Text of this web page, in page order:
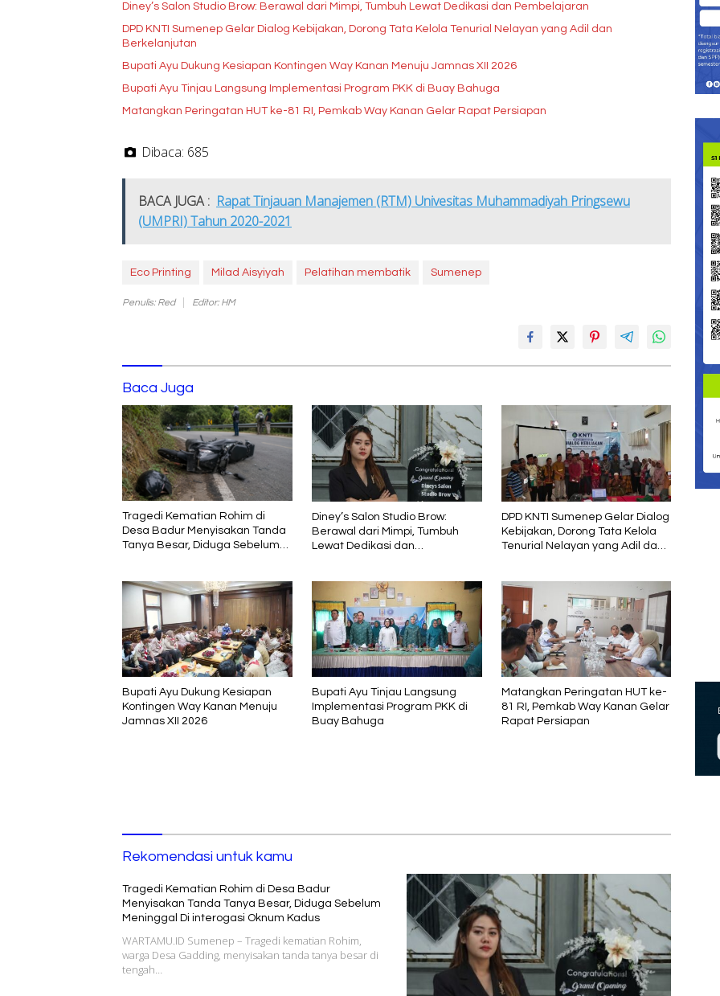
Diney’s Salon Studio Brow: Berawal dari Mimpi, Tumbuh Lewat Dedikasi dan Pembelajaran
DPD KNTI Sumenep Gelar Dialog Kebijakan, Dorong Tata Kelola Tenurial Nelayan yang Adil dan
Berkelanjutan
Bupati Ayu Dukung Kesiapan Kontingen Way Kanan Menuju Jamnas XII 2026
Bupati Ayu Tinjau Langsung Implementasi Program PKK di Buay Bahuga
Matangkan Peringatan HUT ke-81 RI, Pemkab Way Kanan Gelar Rapat Persiapan
Dibaca: 685
BACA JUGA : Rapat Tinjauan Manajemen (RTM) Univesitas Muhammadiyah Pringsewu
(UMPRI) Tahun 2020-2021
Eco Printing Milad Aisyiyah Pelatihan membatik Sumenep
Penulis: Red Editor: HM
Baca Juga
Tragedi Kematian Rohim di
Desa Badur Menyisakan Tanda
Tanya Besar, Diduga Sebelum
Diney’s Salon Studio Brow:
Berawal dari Mimpi, Tumbuh
Lewat Dedikasi dan
DPD KNTI Sumenep Gelar Dialog
Kebijakan, Dorong Tata Kelola
Tenurial Nelayan yang Adil dan
Bupati Ayu Dukung Kesiapan
Kontingen Way Kanan Menuju
Jamnas XII 2026
Bupati Ayu Tinjau Langsung
Implementasi Program PKK di
Buay Bahuga
Matangkan Peringatan HUT ke-
81 RI, Pemkab Way Kanan Gelar
Rapat Persiapan
Rekomendasi untuk kamu
Tragedi Kematian Rohim di Desa Badur
Menyisakan Tanda Tanya Besar, Diduga Sebelum
Meninggal Di interogasi Oknum Kadus
WARTAMU.ID Sumenep – Tragedi kematian Rohim,
warga Desa Gadding, menyisakan tanda tanya besar di
tengah…